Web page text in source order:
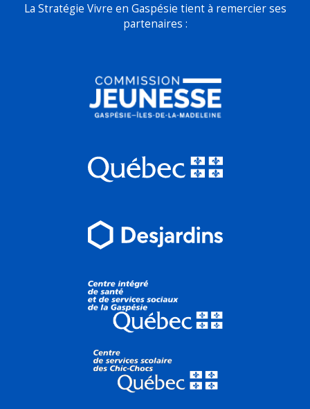
La Stratégie Vivre en Gaspésie tient à remercier ses
partenaires :